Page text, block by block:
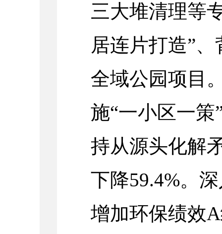
三大堆清理等
居连片打造”
全域公园项目
施“一小区一
持从源头化解
下降59.4%。
增加环保绩效